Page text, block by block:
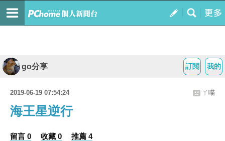
我的
訂閱
go分享
2019-06-19 07:54:24 ㄚ喵
海王星逆行
留言 0 收藏 0 推薦 4